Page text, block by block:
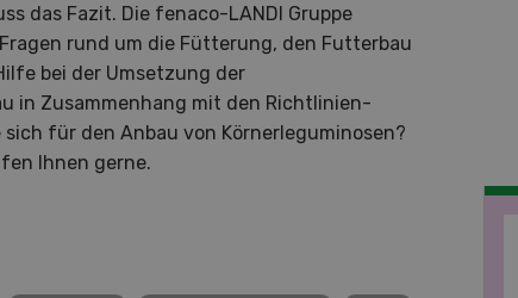
das Fazit. Die fenaco-LANDI Gruppe
rund um die Fütterung, den Futterbau
bei der Umsetzung der
in Zusammenhang mit den Richtlinien-
für den Anbau von Körnerleguminosen?
Ihnen gerne.